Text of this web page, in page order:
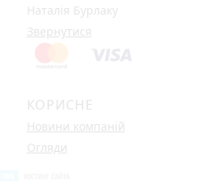
Наталія Бурлаку
Звернутися
КОРИСНЕ
Новини компаній
Огляди